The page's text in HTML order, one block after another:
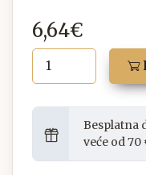
6,64€
Besplatna
veće od 70